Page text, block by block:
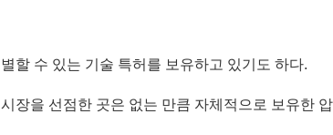
할 수 있는 기술 특허를 보유하고 있기도 하다.
장을 선점한 곳은 없는 만큼 자체적으로 보유한 압